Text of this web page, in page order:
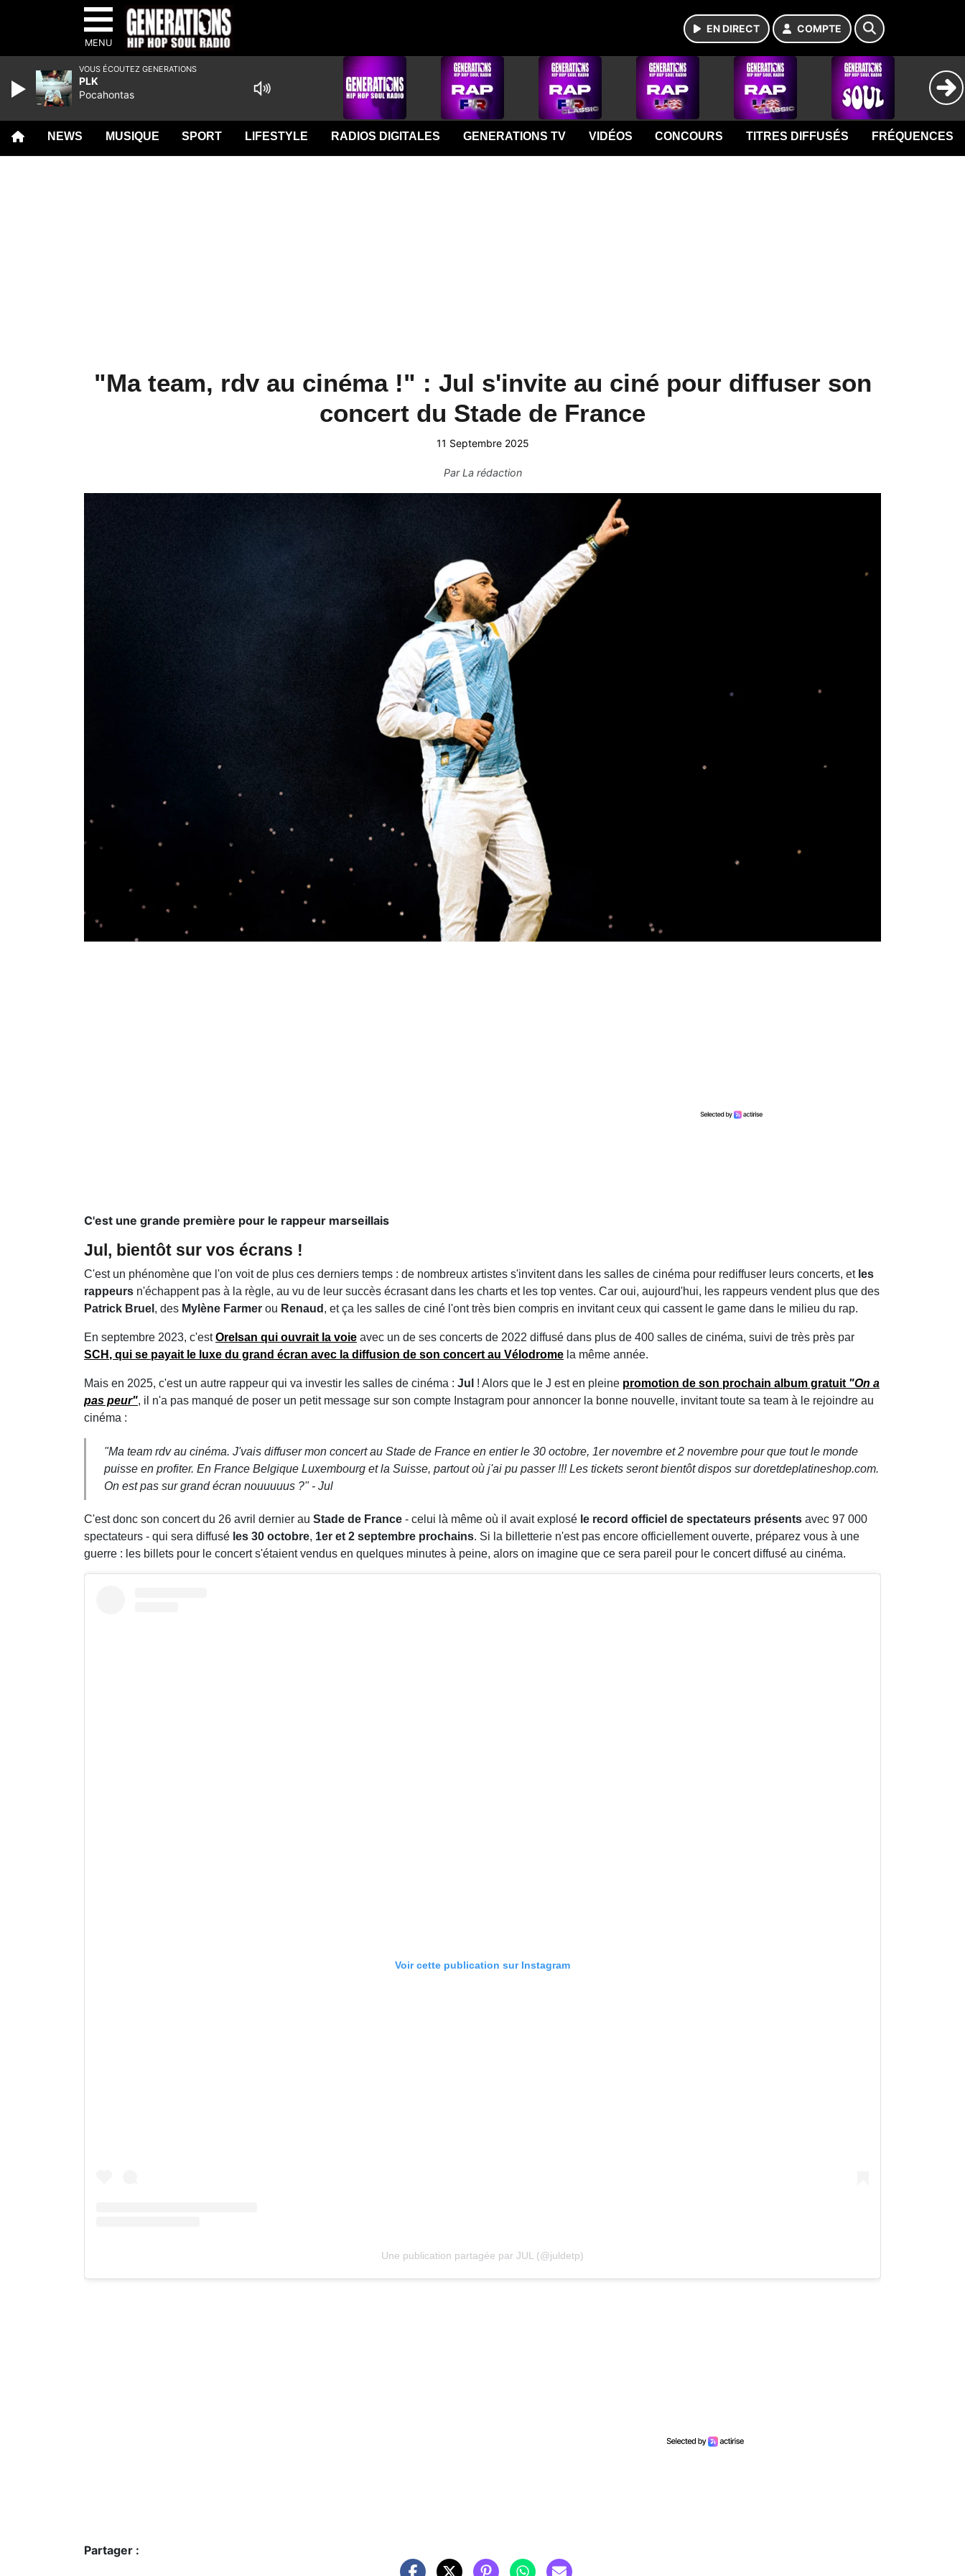
MENU
EN DIRECT COMPTE
NEWS MUSIQUE SPORT LIFESTYLE RADIOS DIGITALES GENERATIONS TV VIDÉOS CONCOURS TITRES DIFFUSÉS FRÉQUENCES
"Ma team, rdv au cinéma !" : Jul s'invite au ciné pour diffuser son
concert du Stade de France
11 Septembre 2025
ParLa rédaction
C'est une grande première pour le rappeur marseillais
Jul, bientôt sur vos écrans !
C'est un phénomène que l'on voit de plus ces derniers temps : de nombreux artistes s'invitent dans les salles de cinéma pour rediffuser leurs concerts, et les
rappeurs n'échappent pas à la règle, au vu de leur succès écrasant dans les charts et les top ventes. Car oui, aujourd'hui, les rappeurs vendent plus que des
Patrick Bruel , des Mylène Farmer ou Renaud , et ça les salles de ciné l'ont très bien compris en invitant ceux qui cassent le game dans le milieu du rap.
En septembre 2023, c'estOrelsan qui ouvrait la voie avec un de ses concerts de 2022 diffusé dans plus de 400 salles de cinéma, suivi de très près par
SCH , qui se payait le luxe du grand écran avec la diffusion de son concert au Vélodrome la même année.
Mais en 2025, c'est un autre rappeur qui va investir les salles de cinéma : Jul ! Alors que le J est en pleine promotion de son prochain album gratuit "On a
pas peur", il n'a pas manqué de poser un petit message sur son compte Instagram pour annoncer la bonne nouvelle, invitant toute sa team à le rejoindre au
cinéma :
"Ma team rdv au cinéma. J'vais diffuser mon concert au Stade de France en entier le 30 octobre, 1er novembre et 2 novembre pour que tout le monde
puisse en profiter. En France Belgique Luxembourg et la Suisse, partout où j'ai pu passer !!! Les tickets seront bientôt dispos sur doretdeplatineshop.com.
On est pas sur grand écran nouuuuus ?" - Jul
C'est donc son concert du 26 avril dernier au Stade de France - celui là même où il avait explosé le record officiel de spectateurs présents avec 97 000
spectateurs - qui sera diffusé les 30 octobre, 1er et 2 septembre prochains. Si la billetterie n'est pas encore officiellement ouverte, préparez vous à une
guerre : les billets pour le concert s'étaient vendus en quelques minutes à peine, alors on imagine que ce sera pareil pour le concert diffusé au cinéma.
Voir cette publication sur Instagram
Une publication partagée par JUL (@juldetp)
Partager :
VOUS ÉCOUTEZ GENERATIONS
PLK
Pocahontas